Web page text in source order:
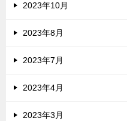
2023年10月
2023年8月
2023年7月
2023年4月
2023年3月